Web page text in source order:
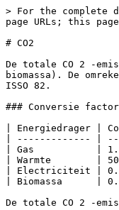
> For the complete
page URLs; this
# CO2
De totale CO 2 -
biomassa). De
ISSO 82.
### Conversie
| Energiedrager |
| ------------- |
| Gas           |
| Warmte        |
| Electriciteit |
| Biomassa      |
De totale CO 2 -